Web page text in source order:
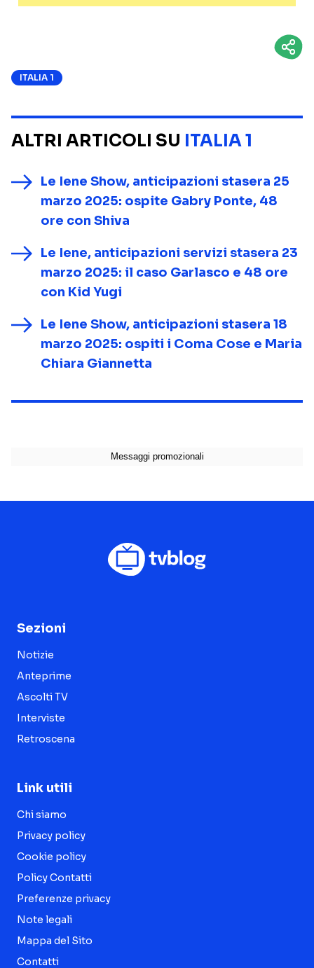
ITALIA 1
ALTRI ARTICOLI SU ITALIA 1
Le Iene Show, anticipazioni stasera 25
marzo 2025: ospite Gabry Ponte, 48
ore con Shiva
Le Iene, anticipazioni servizi stasera 23
marzo 2025: il caso Garlasco e 48 ore
con Kid Yugi
Le Iene Show, anticipazioni stasera 18
marzo 2025: ospiti i Coma Cose e Maria
Chiara Giannetta
Sezioni
Notizie
Anteprime
Ascolti TV
Interviste
Retroscena
Link utili
Chi siamo
Privacy policy
Cookie policy
Policy Contatti
Preferenze privacy
Note legali
Mappa del Sito
Contatti